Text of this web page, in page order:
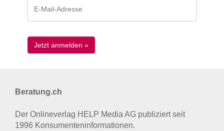
Beratung.ch
Der Onlineverlag HELP Media AG publiziert seit
1996 Konsumenten­informationen.